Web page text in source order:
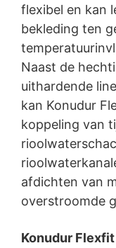
flexibel en kan
bekleding ten
Naast de
uithardende
kan Konudur
koppeling van
afdichten van
overstroomde
Konudur
https://
5?hl=de
Verwerking van
Wij hebben met
voor de
implementeren de
Duitse
geheel bij gebruik
YouTube
Onze website
Google
de pagina's is
Bruno, CA 94066,
een verbinding